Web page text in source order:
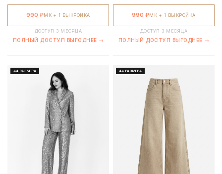
990 ₽МК + 1 ВЫКРОЙКА
ДОСТУП 3 МЕСЯЦА
ПОЛНЫЙ ДОСТУП ВЫГОДНЕЕ →
990 ₽МК + 1 ВЫКРОЙКА
ДОСТУП 3 МЕСЯЦА
ПОЛНЫЙ ДОСТУП ВЫГОДНЕЕ →
44 РАЗМЕРА 44 РАЗМЕРА